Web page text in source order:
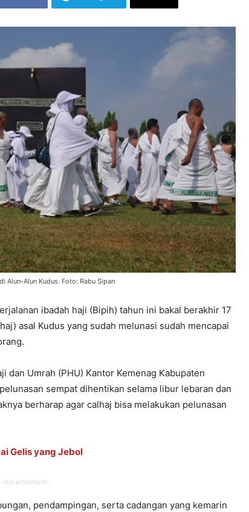
Alun-Alun Kudus. Foto: Rabu Sipan
ibadah haji (Bipih) tahun ini bakal berakhir 17
asal Kudus yang sudah melunasi sudah mencapai
dan Umrah (PHU) Kantor Kemenag Kabupaten
sempat dihentikan selama libur lebaran dan
berharap agar calhaj bisa melakukan pelunasan
Gelis yang Jebol
-Advertisement-
pendampingan, serta cadangan yang kemarin